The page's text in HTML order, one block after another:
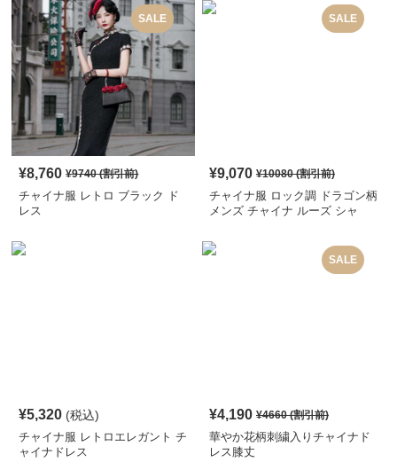
SALE
¥8,760 ¥9740(割引前)
チャイナ服 レトロ ブラック ド
レス
SALE
¥9,070 ¥10080(割引前)
チャイナ服 ロック調 ドラゴン柄
メンズ チャイナ ルーズ シャ
¥5,320 (税込)
チャイナ服 レトロエレガント チ
ャイナドレス
SALE
¥4,190 ¥4660(割引前)
華やか花柄刺繍入りチャイナド
レス膝丈